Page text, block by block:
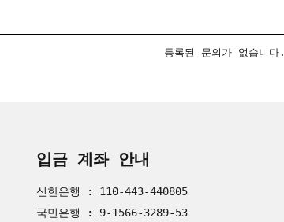
등록된 문의가 없습니다.
입금 계좌 안내
신한은행 : 110-443-440805
국민은행 : 9-1566-3289-53